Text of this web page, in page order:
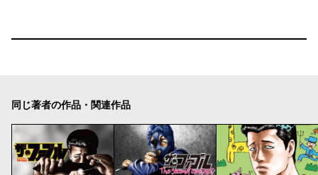
同じ著者の作品・関連作品